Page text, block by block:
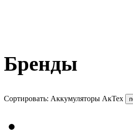
Бренды
Сортировать: Аккумуляторы АкТех